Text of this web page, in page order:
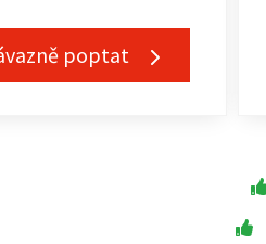
poptat